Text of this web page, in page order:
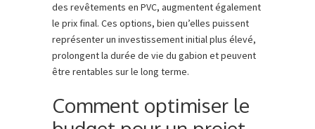
des revêtements en PVC, augmentent également
le prix final. Ces options, bien qu’elles puissent
représenter un investissement initial plus élevé,
prolongent la durée de vie du gabion et peuvent
être rentables sur le long terme.
Comment optimiser le